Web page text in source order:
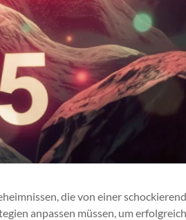
die von einer
anpassen müssen, um